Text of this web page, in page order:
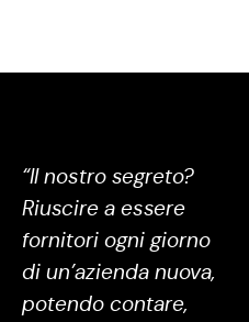
“Il nostro segreto?
Riuscire a essere
fornitori ogni giorno
di un’azienda nuova,
potendo contare,